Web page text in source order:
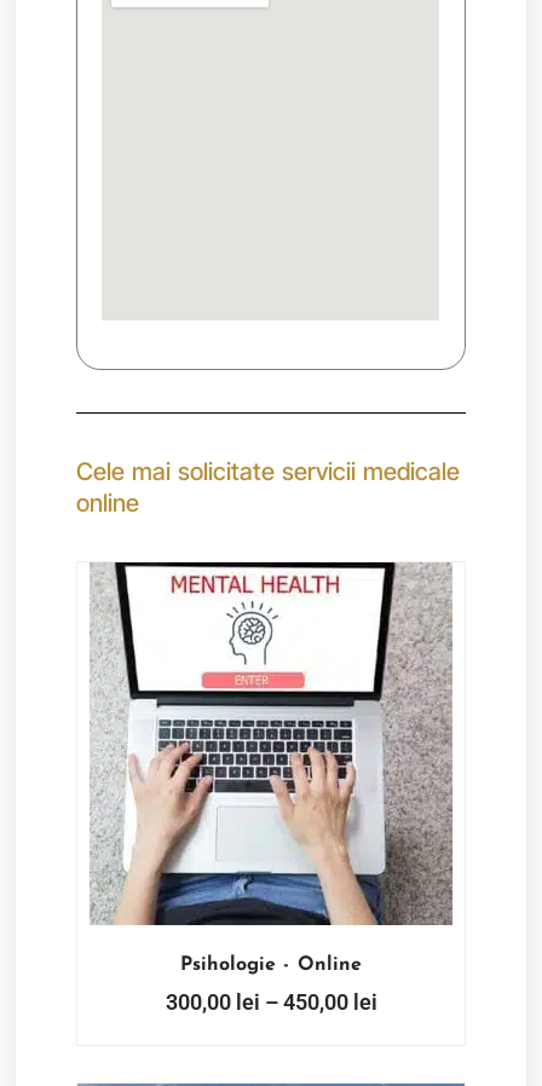
Cele mai solicitate servicii medicale
online
Psihologie - Online
300,00 lei – 450,00 lei